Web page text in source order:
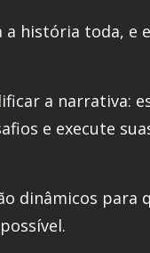
a história toda, e
a narrativa:
e execute
dinâmicos para